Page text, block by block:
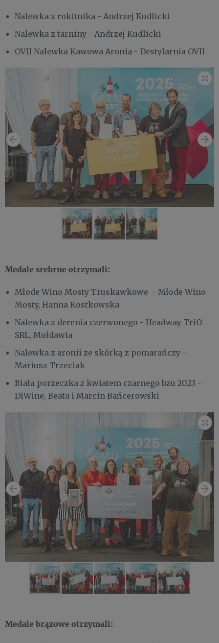
Nalewka z rokitnika - Andrzej Kudlicki
Nalewka z tarniny - Andrzej Kudlicki
OVII Nalewka Kawowa Aronia - Destylarnia OVII
Medale srebrne otrzymali:
Młode Wino Mosty Truskawkowe - Młode Wino
Mosty, Hanna Kostkowska
Nalewka z derenia czerwonego - Headway TriO
SRL, Mołdawia
Nalewka z aronii ze skórką z pomarańczy -
Mariusz Trzeciak
Biała porzeczka z kwiatem czarnego bzu 2023 -
DiWine, Beata i Marcin Bańcerowski
Medale brązowe otrzymali: